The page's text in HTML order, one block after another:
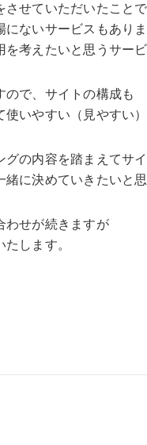
せていただいたこと
ないサービスもありま
考えたいと思うサー
ので、サイトの構成も
いやすい（見やすい
グの内容を踏まえてサ
に決めていきたいと思
わせが続きますが
します。